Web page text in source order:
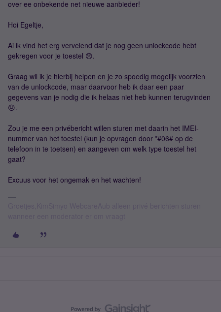
over ee onbekende net nieuwe aanbieder!
Hoi Egeltje,
Ai ik vind het erg vervelend dat je nog geen unlockcode hebt
gekregen voor je toestel 😞.
Graag wil ik je hierbij helpen en je zo spoedig mogelijk voorzien
van de unlockcode, maar daarvoor heb ik daar een paar
gegevens van je nodig die ik helaas niet heb kunnen terugvinden
😞.
Zou je me een privébericht willen sturen met daarin het IMEI-
nummer van het toestel (kun je opvragen door *#06# op de
telefoon in te toetsen) en aangeven om welk type toestel het
gaat?
Excuus voor het ongemak en het wachten!